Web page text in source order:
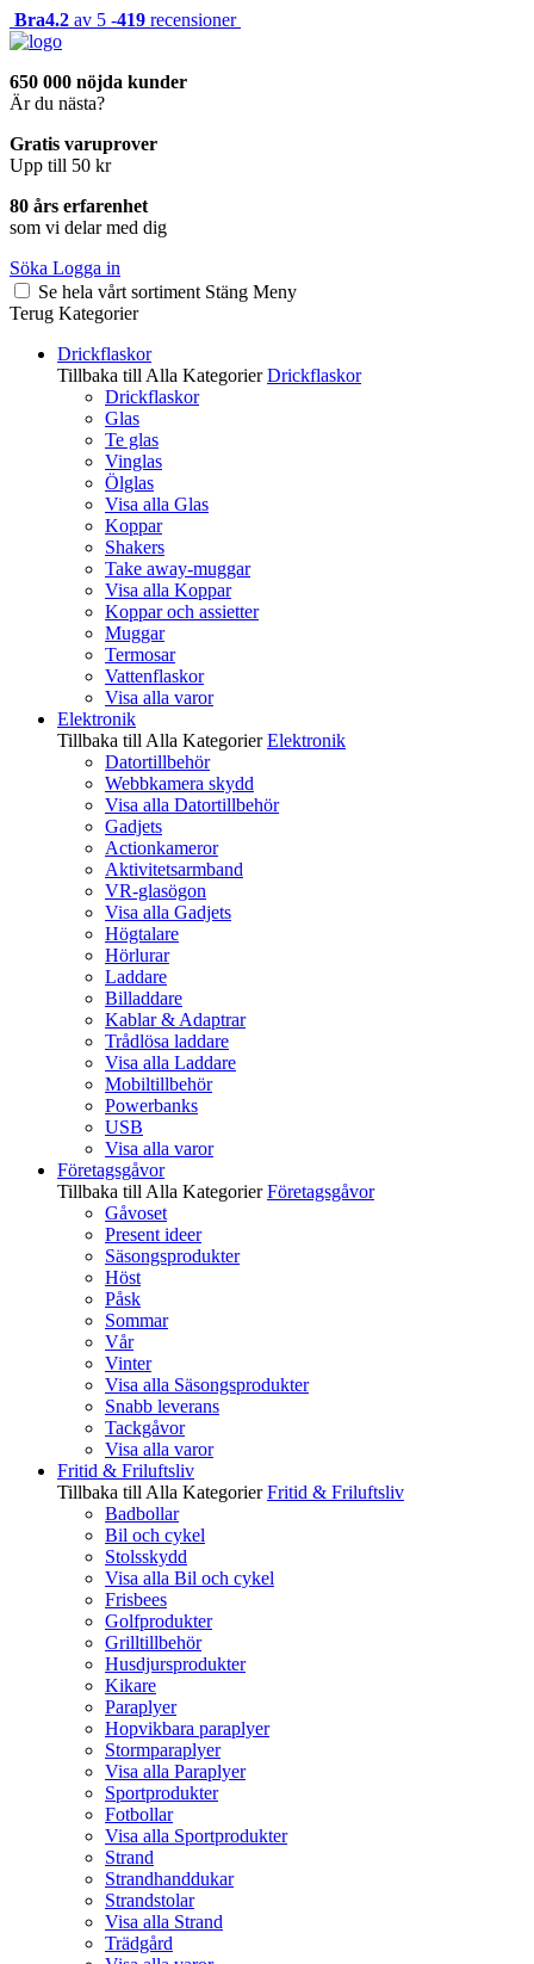
Bra4.2 av 5 -419 recensioner
650 000 nöjda kunder
Är du nästa?
Gratis varuprover
Upp till 50 kr
80 års erfarenhet
som vi delar med dig
Söka Logga in
Se hela vårt sortiment Stäng Meny
Terug Kategorier
Drickflaskor
Tillbaka till Alla Kategorier Drickflaskor
Drickflaskor
Glas
Te glas
Vinglas
Ölglas
Visa alla Glas
Koppar
Shakers
Take away-muggar
Visa alla Koppar
Koppar och assietter
Muggar
Termosar
Vattenflaskor
Visa alla varor
Elektronik
Tillbaka till Alla Kategorier Elektronik
Datortillbehör
Webbkamera skydd
Visa alla Datortillbehör
Gadjets
Actionkameror
Aktivitetsarmband
VR-glasögon
Visa alla Gadjets
Högtalare
Hörlurar
Laddare
Billaddare
Kablar & Adaptrar
Trådlösa laddare
Visa alla Laddare
Mobiltillbehör
Powerbanks
USB
Visa alla varor
Företagsgåvor
Tillbaka till Alla Kategorier Företagsgåvor
Gåvoset
Present ideer
Säsongsprodukter
Höst
Påsk
Sommar
Vår
Vinter
Visa alla Säsongsprodukter
Snabb leverans
Tackgåvor
Visa alla varor
Fritid & Friluftsliv
Tillbaka till Alla Kategorier Fritid & Friluftsliv
Badbollar
Bil och cykel
Stolsskydd
Visa alla Bil och cykel
Frisbees
Golfprodukter
Grilltillbehör
Husdjursprodukter
Kikare
Paraplyer
Hopvikbara paraplyer
Stormparaplyer
Visa alla Paraplyer
Sportprodukter
Fotbollar
Visa alla Sportprodukter
Strand
Strandhanddukar
Strandstolar
Visa alla Strand
Trädgård